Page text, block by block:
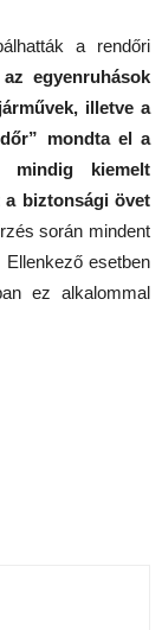
a rendőri
egyenruhások
illetve a
mondta el a
mindig kiemelt
biztonsági övet
során mindent
esetben
ez alkalommal